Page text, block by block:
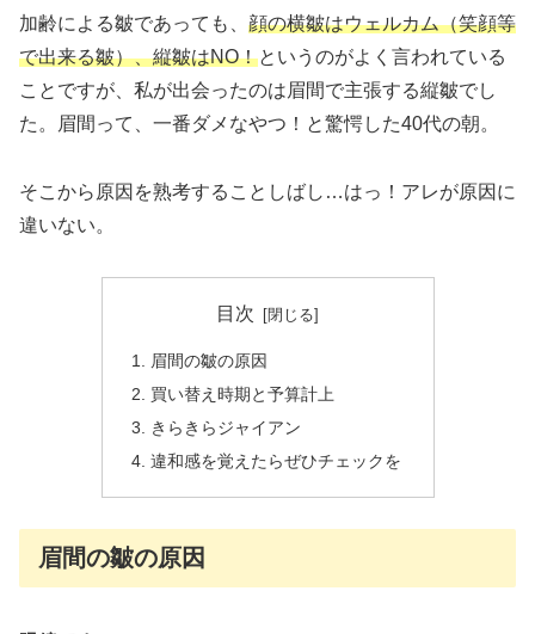
加齢による皺であっても、 顔の横皺はウェルカム（笑顔等
で出来る皺）、縦皺はNO！というのがよく言われている
ことですが、私が出会ったのは眉間で主張する縦皺でし
た。眉間って、一番ダメなやつ！と驚愕した40代の朝。
そこから原因を熟考することしばし…はっ！アレが原因に
違いない。
目次
眉間の皺の原因
買い替え時期と予算計上
きらきらジャイアン
違和感を覚えたらぜひチェックを
眉間の皺の原因